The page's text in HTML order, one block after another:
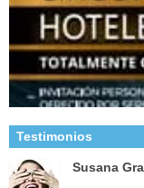
Testimonios
Susana